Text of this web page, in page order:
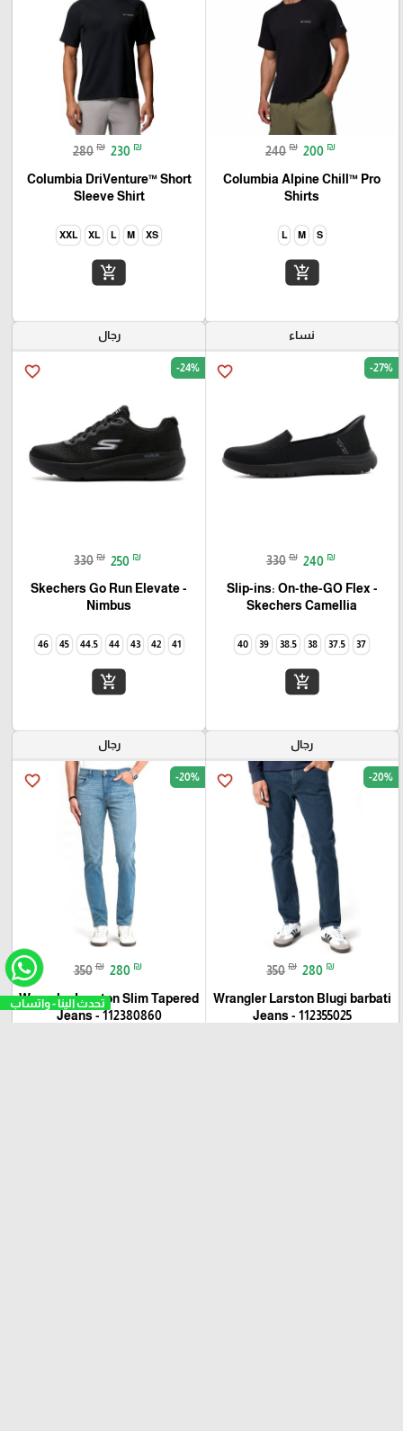
تحدث
240 ₪ 200 ₪
Columbia Alpine Chill™ Pro
Shirts
S
M
L
add_shopping_cart
280 ₪ 230 ₪
Columbia DriVenture™ Short
Sleeve Shirt
XS
M
L
XL
XXL
add_shopping_cart
نساء
favorite_border -27%
330 ₪ 240 ₪
Slip-ins: On-the-GO Flex -
Camellia‏ Skechers
37
37.5
38
38.5
39
40
add_shopping_cart
رجال
favorite_border -24%
330 ₪ 250 ₪
Skechers Go Run Elevate -
Nimbus
41
42
43
44
44.5
45
46
add_shopping_cart
رجال
favorite_border -20%
350 ₪ 280 ₪
Wrangler Larston Blugi barbati
Jeans - 112355025
رجال
favorite_border -20%
350 ₪ 280 ₪
Wrangler Larston Slim Tapered
Jeans - 112380860